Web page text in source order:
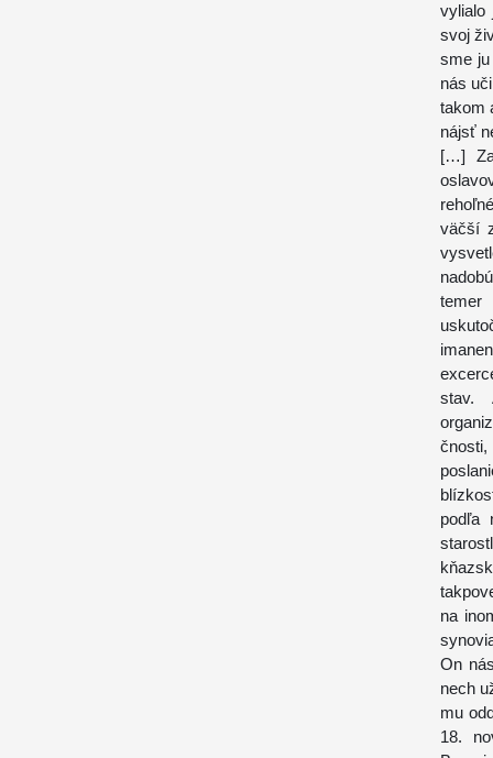
vylialo
svoj
sme ju
nás
takom
nájsť
[…]
väčší
stav.
podľa
na
On
nech
mu
18.